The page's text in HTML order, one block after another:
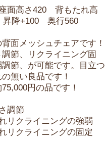
面高さ420 背もたれ高
降+100 奥行560
面メッシュチェアです！
節、リクライニング固
調節、が可能です。目立つ
無い良品です！
円の品です！
調節
リクライニングの強弱
リクライニングの固定